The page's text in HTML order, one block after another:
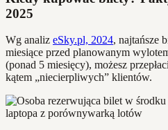
2025
Wg analiz eSky.pl, 2024, najtańsze
miesiące przed planowanym
(ponad 5 miesięcy), możesz
kątem „niecierpliwych” klientów.